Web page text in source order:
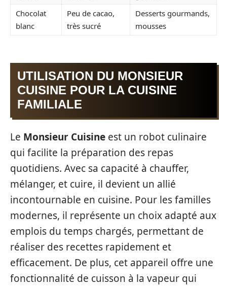
Chocolat
blanc
Peu de cacao,
très sucré
Desserts gourmands,
mousses
UTILISATION DU MONSIEUR
CUISINE POUR LA CUISINE
FAMILIALE
Le Monsieur Cuisine est un robot culinaire
qui facilite la préparation des repas
quotidiens. Avec sa capacité à chauffer,
mélanger, et cuire, il devient un allié
incontournable en cuisine. Pour les familles
modernes, il représente un choix adapté aux
emplois du temps chargés, permettant de
réaliser des recettes rapidement et
efficacement. De plus, cet appareil offre une
fonctionnalité de cuisson à la vapeur qui